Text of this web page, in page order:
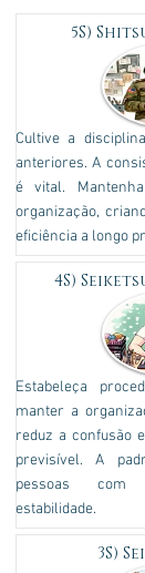
5S)
Cultive a
anteriores. A
é vital.
organização,
eficiência a longo
4S)
Estabeleça
manter a
reduz a confusão
previsível. A
pessoas com
estabilidade.
3S)